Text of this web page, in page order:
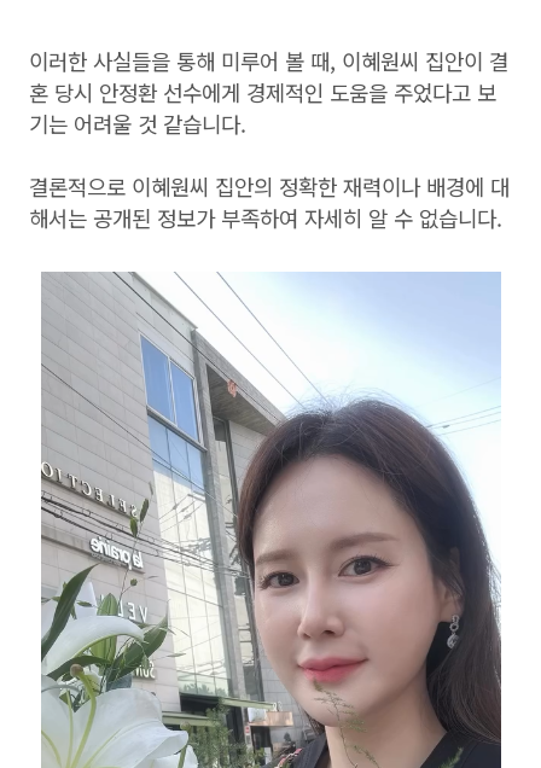
이러한 사실들을 통해 미루어 볼 때, 이혜원씨 집안이 결
혼 당시 안정환 선수에게 경제적인 도움을 주었다고 보
기는 어려울 것 같습니다.
결론적으로 이혜원씨 집안의 정확한 재력이나 배경에 대
해서는 공개된 정보가 부족하여 자세히 알 수 없습니다.